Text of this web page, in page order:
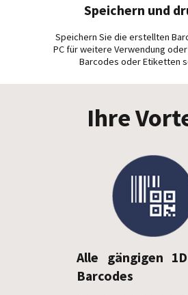
Speichern und
Speichern Sie die erstellten
PC für weitere Verwendung
Barcodes oder Etiketten
Ihre
Alle gängigen
Barcodes